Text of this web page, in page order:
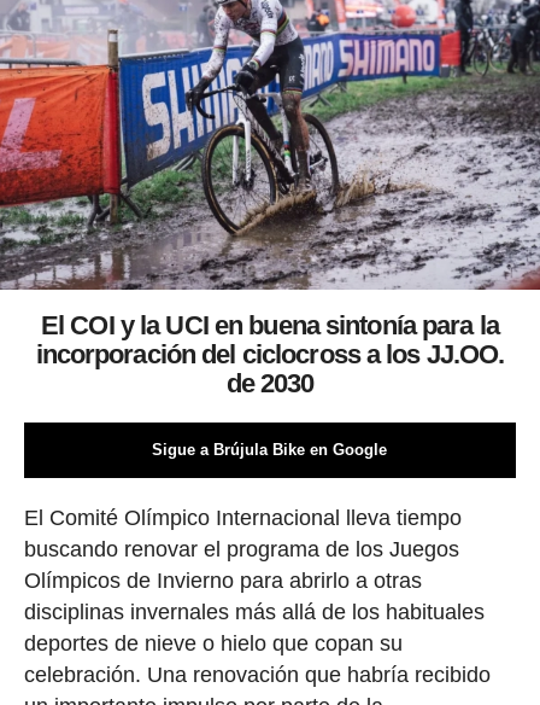
El COI y la UCI en buena sintonía para la
incorporación del ciclocross a los JJ.OO.
de 2030
Sigue a Brújula Bike en Google
El Comité Olímpico Internacional lleva tiempo
buscando renovar el programa de los Juegos
Olímpicos de Invierno para abrirlo a otras
disciplinas invernales más allá de los habituales
deportes de nieve o hielo que copan su
celebración. Una renovación que habría recibido